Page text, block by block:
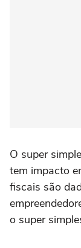
O super
tem impacto
fiscais são
o super